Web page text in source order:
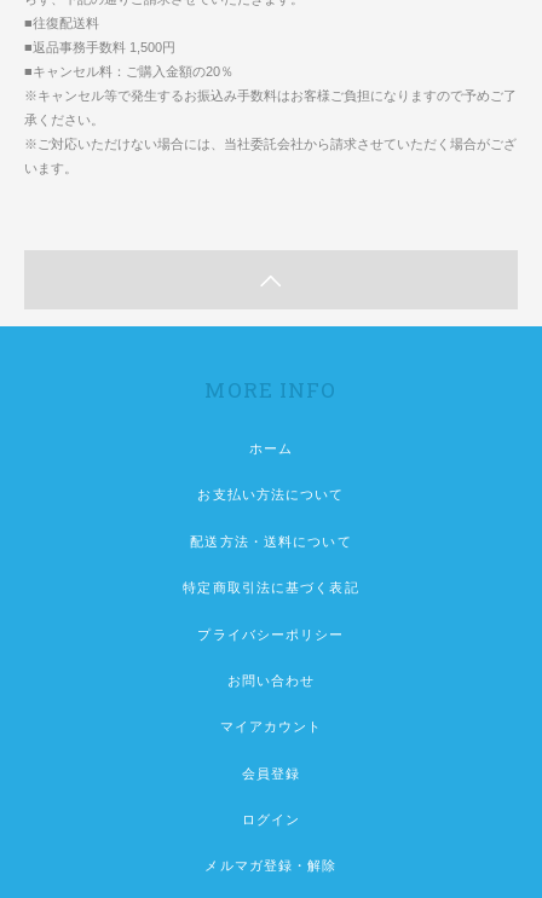
■往復配送料
■返品事務手数料 1,500円
■キャンセル料：ご購入金額の20％
※キャンセル等で発生するお振込み手数料はお客様ご負担になりますので予めご了
承ください。
※ご対応いただけない場合には、当社委託会社から請求させていただく場合がござ
います。
MORE INFO
ホーム
お支払い方法について
配送方法・送料について
特定商取引法に基づく表記
プライバシーポリシー
お問い合わせ
マイアカウント
会員登録
ログイン
メルマガ登録・解除